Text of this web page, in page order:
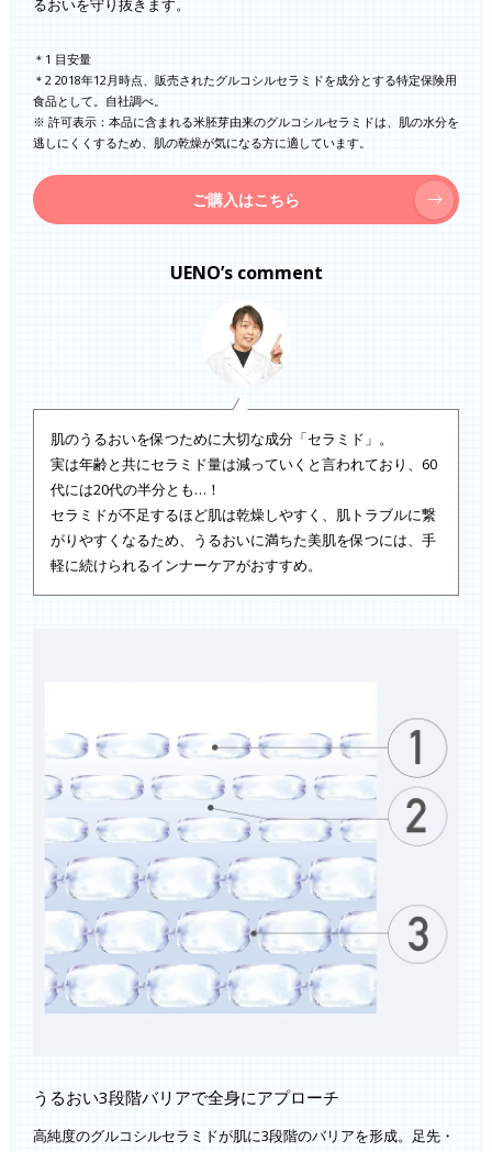
るおいを守り抜きます。
＊1 目安量
＊2 2018年12月時点、販売されたグルコシルセラミドを成分とする特定保険用
食品として。自社調べ。
※ 許可表示：本品に含まれる米胚芽由来のグルコシルセラミドは、肌の水分を
逃しにくくするため、肌の乾燥が気になる方に適しています。
ご購入はこちら
UENO’s comment
肌のうるおいを保つために大切な成分「セラミド」。
実は年齢と共にセラミド量は減っていくと言われており、60
代には20代の半分とも…！
セラミドが不足するほど肌は乾燥しやすく、肌トラブルに繋
がりやすくなるため、うるおいに満ちた美肌を保つには、手
軽に続けられるインナーケアがおすすめ。
うるおい3段階バリアで全身にアプローチ
高純度のグルコシルセラミドが肌に3段階のバリアを形成。足先・